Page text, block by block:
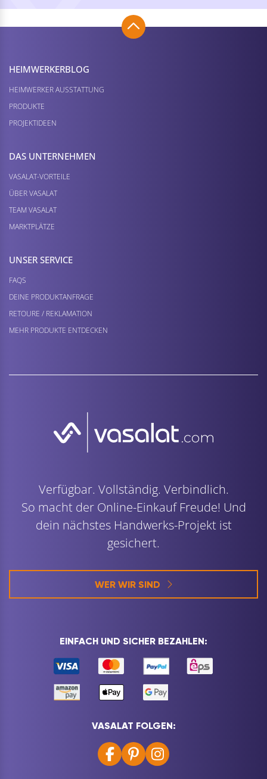
HEIMWERKER­BLOG
HEIMWERKER AUSSTATTUNG
PRODUKTE
PROJEKTIDEEN
DAS UNTERNEHMEN
VASALAT-VORTEILE
ÜBER VASALAT
TEAM VASALAT
MARKTPLÄTZE
UNSER SERVICE
FAQS
DEINE PRODUKTANFRAGE
RETOURE / REKLAMATION
MEHR PRODUKTE ENTDECKEN
Verfügbar. Vollständig. Verbindlich.
So macht der Online-Einkauf Freude! Und
dein nächstes Handwerks-Projekt ist
gesichert.
WER WIR SIND
EINFACH UND SICHER BEZAHLEN:
VASALAT FOLGEN: